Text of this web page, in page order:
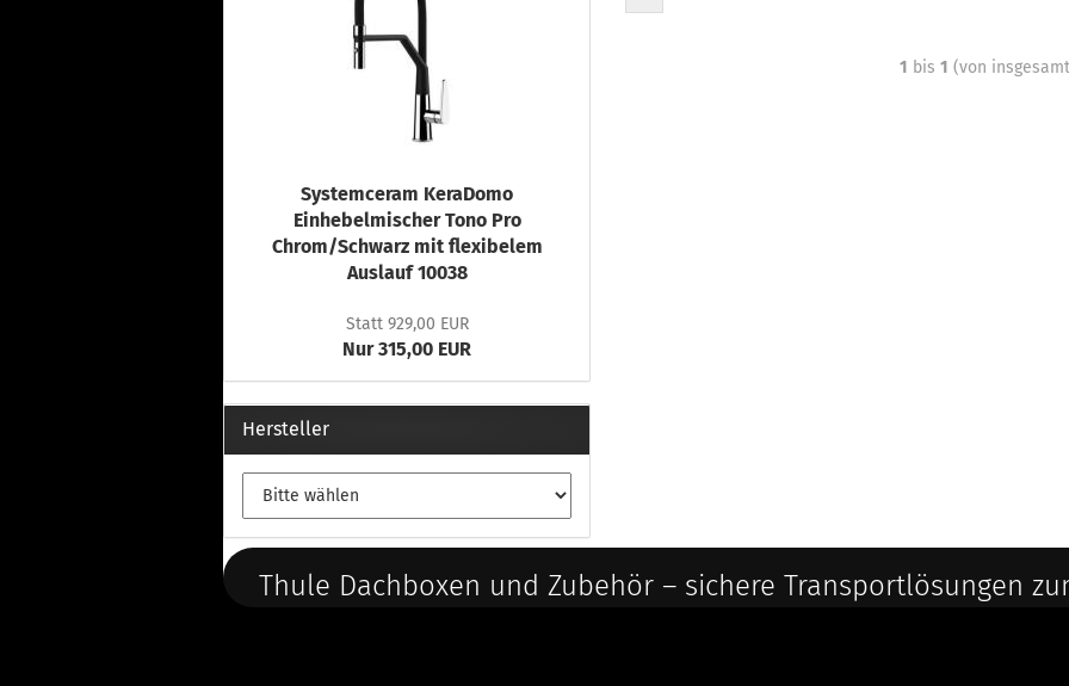
Gepäck und Reisetaschen
1 bis1 (von
Systemceram KeraDomo
Einhebelmischer Tono Pro
Chrom/Schwarz mit flexibelem
Auslauf 10038
Statt 929,00 EUR
Nur 315,00 EUR
Hersteller
Thule Dachboxen und Zubehör – sichere Transportlösungen